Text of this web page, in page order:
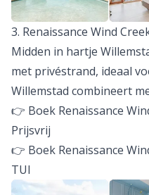
3. Renaissance Wind Creek
Midden in hartje
met privéstrand, ideaal
Willemstad combineert
👉 Boek Renaissance
Prijsvrij
👉 Boek Renaissance
TUI